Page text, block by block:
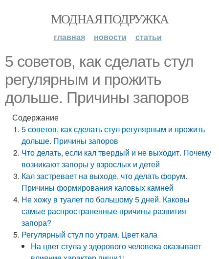
МОДНАЯ ПОДРУЖКА
главная новости статьи
5 советов, как сделать стул
регулярным и прожить
дольше. Причины запоров
Содержание
5 советов, как сделать стул регулярным и прожить
дольше. Причины запоров
Что делать, если кал твердый и не выходит. Почему
возникают запоры у взрослых и детей
Кал застревает на выходе, что делать форум.
Причины формирования каловых камней
Не хожу в туалет по большому 5 дней. Каковы
самые распространенные причины развития
запора?
Регулярный стул по утрам. Цвет кала
На цвет стула у здорового человека оказывает